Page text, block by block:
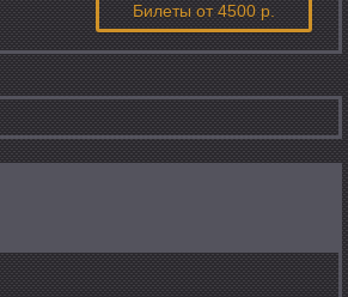
Билеты от 4500 р.